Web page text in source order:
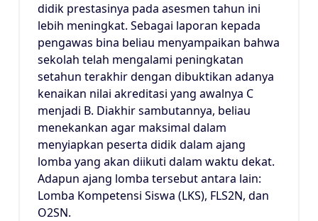
didik prestasinya pada asesmen tahun ini
lebih meningkat. Sebagai laporan kepada
pengawas bina beliau menyampaikan bahwa
sekolah telah mengalami peningkatan
setahun terakhir dengan dibuktikan adanya
kenaikan nilai akreditasi yang awalnya C
menjadi B. Diakhir sambutannya, beliau
menekankan agar maksimal dalam
menyiapkan peserta didik dalam ajang
lomba yang akan diikuti dalam waktu dekat.
Adapun ajang lomba tersebut antara lain:
Lomba Kompetensi Siswa (LKS), FLS2N, dan
O2SN.